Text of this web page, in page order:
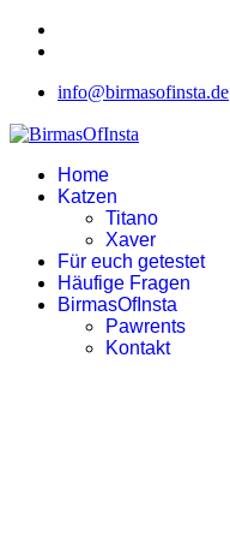
info@birmasofinsta.de
Home
Katzen
Titano
Xaver
Für euch getestet
Häufige Fragen
BirmasOfInsta
Pawrents
Kontakt